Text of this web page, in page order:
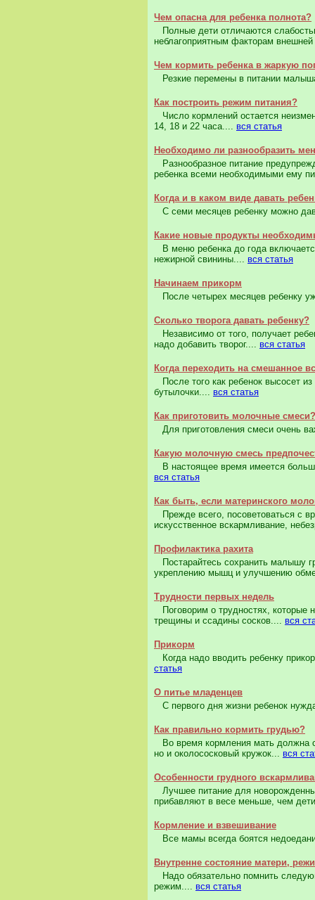
Чем опасна для ребенка полнота?
Полные дети отличаются
неблагоприятным факторам
Чем кормить ребенка в жаркую
Резкие перемены в питании
Как построить режим питания?
Число кормлений остается
14, 18 и 22 часа.... вся статья
Необходимо ли разнообразить
Разнообразное питание
ребенка всеми необходимыми ему
Когда и в каком виде давать
С семи месяцев ребенку можно
Какие новые продукты
В меню ребенка до года
нежирной свинины.... вся статья
Начинаем прикорм
После четырех месяцев ребенку
Сколько творога давать ребенку?
Независимо от того, получает
надо добавить творог.... вся статья
Когда переходить на смешанное
После того как ребенок высосет
бутылочки.... вся статья
Как приготовить молочные смеси?
Для приготовления смеси очень
Какую молочную смесь
В настоящее время имеется
вся статья
Как быть, если материнского
Прежде всего, посоветоваться с
искусственное вскармливание,
Профилактика рахита
Постарайтесь сохранить малышу
укреплению мышц и улучшению
Трудности первых недель
Поговорим о трудностях, которые
трещины и ссадины сосков.... вся
Прикорм
Когда надо вводить ребенку
статья
О питье младенцев
С первого дня жизни ребенок
Как правильно кормить грудью?
Во время кормления мать должна
но и околососковый кружок... вся
Особенности грудного
Лучшее питание для
прибавляют в весе меньше, чем
Кормление и взвешивание
Все мамы всегда боятся
Внутренне состояние матери,
Надо обязательно помнить
режим.... вся статья